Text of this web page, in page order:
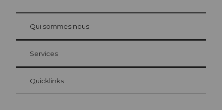
Carte d’hôte Lucerne
Vos avantages en tant qu'hôte pour la nuit
at Bre
Qui sommes nous
Services
Quicklinks